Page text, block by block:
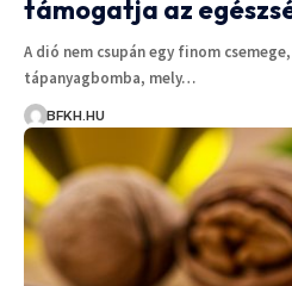
támogatja az
A dió nem csupán egy finom
tápanyagbomba, mely…
BFKH.HU